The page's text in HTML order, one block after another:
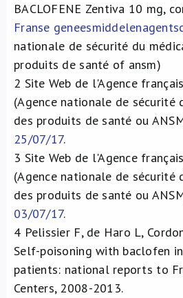
BACLOFENE Zentiva 10 mg,
Franse
nationale de sécurité du
produits de santé of ansm)
2 Site Web de l'Agence
(Agence nationale de sécurité
des produits de santé ou
25/07/17.
3 Site Web de l'Agence
(Agence nationale de sécurité
des produits de santé ou
03/07/17.
4 Pelissier F, de Haro L,
Self-poisoning with baclofen
patients: national reports to
Centers, 2008-2013.